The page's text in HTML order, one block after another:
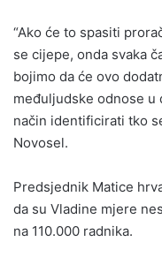
“Ako će to spasiti
se cijepe, onda svaka
bojimo da će ovo
međuljudske odnose u
način identificirati tko
Novosel.
Predsjednik Matice
da su Vladine mjere
na 110.000 radnika.